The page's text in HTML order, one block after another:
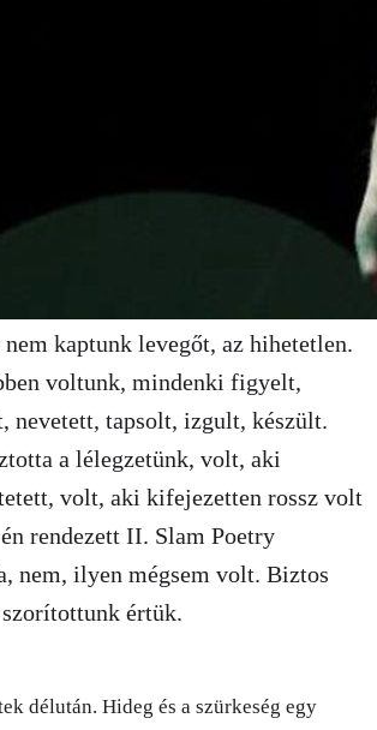
kaptunk levegőt, az hihetetlen.
voltunk, mindenki figyelt,
nevetett, tapsolt, izgult, készült.
a lélegzetünk, volt, aki
volt, aki kifejezetten rossz volt
rendezett II. Slam Poetry
nem, ilyen mégsem volt. Biztos
értük.
délután. Hideg és a szürkeség egy